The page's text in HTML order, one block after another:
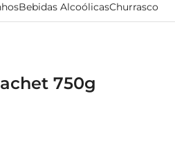
Bebidas AlcoólicasChurrasco
750g